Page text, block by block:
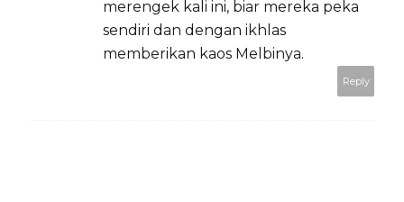
merengek kali ini, biar mereka peka
sendiri dan dengan ikhlas
memberikan kaos Melbinya.
Reply